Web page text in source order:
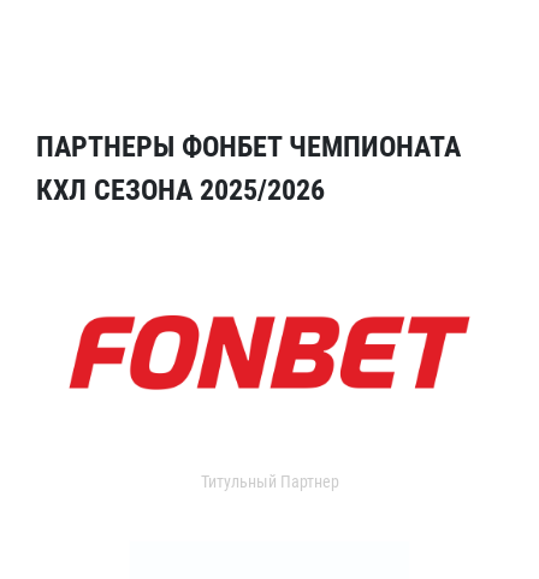
ПАРТНЕРЫ ФОНБЕТ ЧЕМПИОНАТА
КХЛ СЕЗОНА 2025/2026
Титульный Партнер